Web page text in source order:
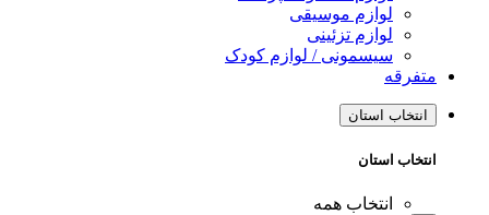
لوازم موسیقی
لوازم تزئینی
سیسمونی / لوازم کودک
متفرقه
انتخاب استان
انتخاب استان
انتخاب همه